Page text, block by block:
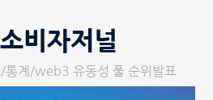
비자저널
통계/web3 유동성 풀 순위발표